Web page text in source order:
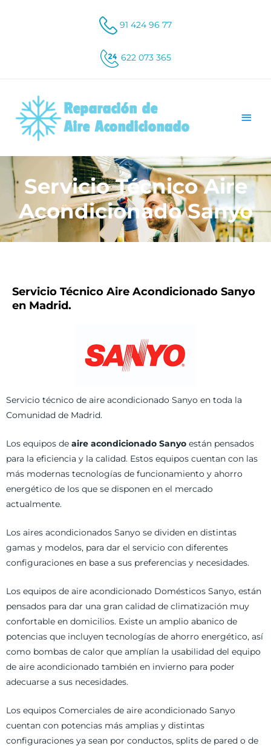
91 424 96 77
622 073 365
Servicio Técnico Aire
Acondicionado Sanyo
Servicio Técnico Aire Acondicionado Sanyo
en Madrid.
Servicio técnico de aire acondicionado Sanyo en toda la
Comunidad de Madrid.
Los equipos de aire acondicionado Sanyo están pensados
para la eficiencia y la calidad. Estos equipos cuentan con las
más modernas tecnologías de funcionamiento y ahorro
energético de los que se disponen en el mercado
actualmente.
Los aires acondicionados Sanyo se dividen en distintas
gamas y modelos, para dar el servicio con diferentes
configuraciones en base a sus preferencias y necesidades.
Los equipos de aire acondicionado Domésticos Sanyo, están
pensados para dar una gran calidad de climatización muy
confortable en domicilios. Existe un amplio abanico de
potencias que incluyen tecnologías de ahorro energético, así
como bombas de calor que amplían la usabilidad del equipo
de aire acondicionado también en invierno para poder
adecuarse a sus necesidades.
Los equipos Comerciales de aire acondicionado Sanyo
cuentan con potencias más amplias y distintas
configuraciones ya sean por conductos, splits de pared o de